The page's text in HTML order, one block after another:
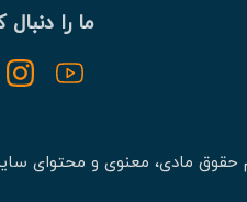
ما را دنبال
حقوق مادی، معنوی و محتوای